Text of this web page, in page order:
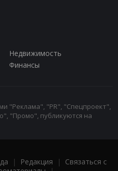
Недвижимость
Финансы
"Реклама", "PR", "Спецпроект",
"Промо", публикуются на
| Редакция | Связаться с